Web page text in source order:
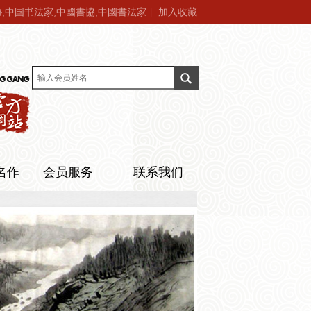
国书法家,中國書協,中國書法家 加入收藏
作 会员服务 联系我们